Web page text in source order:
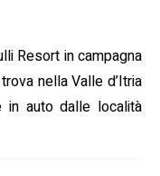
Resort in campagna
nella Valle d’Itria
in auto dalle località